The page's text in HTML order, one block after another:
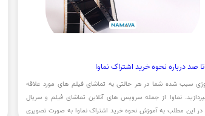
صد درباره نحوه خرید اشتراک نماوا
سبب شده شما در هر حالتی به تماشای فیلم های مورد علاقه
نماوا از جمله سرویس های آنلاین تماشای فیلم و سریال
این مطلب به آموزش نحوه خرید اشتراک نماوا به صورت تصویری